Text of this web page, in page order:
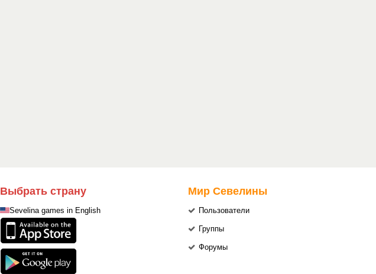
Выбрать страну
Sevelina games in English
Мир Севелины
Пользователи
Группы
Форумы